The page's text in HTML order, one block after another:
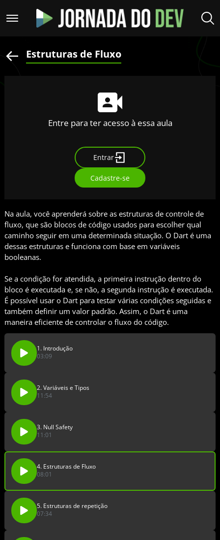
Estruturas de Fluxo
Entre para ter acesso à essa aula
Entrar
Cadastre-se
Na aula, você aprenderá sobre as estruturas de controle de
fluxo, que são blocos de código usados para escolher qual
caminho seguir em uma determinada situação. O Dart é uma
dessas estruturas e funciona com base em variáveis
booleanas.
Se a condição for atendida, a primeira instrução dentro do
bloco é executada e, se não, a segunda instrução é executada.
É possível usar o Dart para testar várias condições seguidas e
também definir um valor padrão. Assim, o Dart é uma
maneira eficiente de controlar o fluxo do código.
1. Introdução
03:09
2. Variáveis e Tipos
11:54
3. Null Safety
11:01
4. Estruturas de Fluxo
08:01
5. Estruturas de repetição
07:34